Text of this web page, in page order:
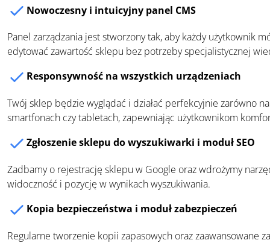
Nowoczesny i intuicyjny panel CMS
Panel zarządzania jest stworzony tak, aby każdy użytkownik
edytować zawartość sklepu bez potrzeby specjalistycznej
Responsywność na wszystkich urządzeniach
Twój sklep będzie wyglądać i działać perfekcyjnie zarówno
smartfonach czy tabletach, zapewniając użytkownikom
Zgłoszenie sklepu do wyszukiwarki i moduł SEO
Zadbamy o rejestrację sklepu w Google oraz wdrożymy
widoczność i pozycję w wynikach wyszukiwania.
Kopia bezpieczeństwa i moduł zabezpieczeń
Regularne tworzenie kopii zapasowych oraz zaawansowane